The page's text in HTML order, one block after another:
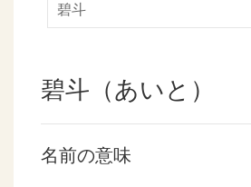
碧斗（あいと）
名前の意味